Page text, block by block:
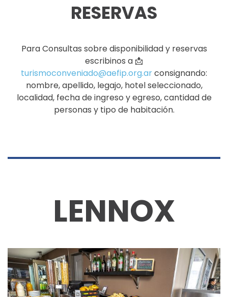
RESERVAS
Para Consultas sobre disponibilidad y reservas
escribinos a 📩
turismoconveniado@aefip.org.arconsignando:
nombre, apellido, legajo, hotel seleccionado,
localidad, fecha de ingreso y egreso, cantidad de
personas y tipo de habitación.
LENNOX